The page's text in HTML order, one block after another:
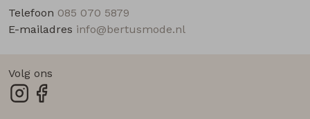
Telefoon 085 070 5879
E-mailadres info@bertusmode.nl
Volg ons